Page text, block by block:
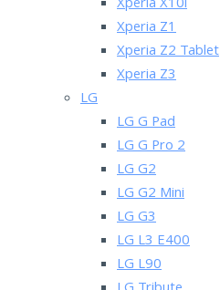
Xperia X10i
Xperia Z1
Xperia Z2 Tablet
Xperia Z3
LG
LG G Pad
LG G Pro 2
LG G2
LG G2 Mini
LG G3
LG L3 E400
LG L90